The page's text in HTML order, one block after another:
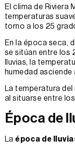
El clima de Riviera
temperaturas
torno a los 25
En la época seca,
se sitúan entre los
lluvias, la
humedad asciende
La temperatura
al situarse entre
Época de
La época de